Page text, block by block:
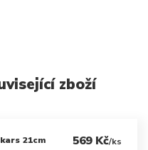
zboží
21cm 569 Kč/ks